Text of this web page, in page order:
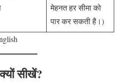
मेहनत हर सीमा को
पार कर सकती है।)
सीखें?